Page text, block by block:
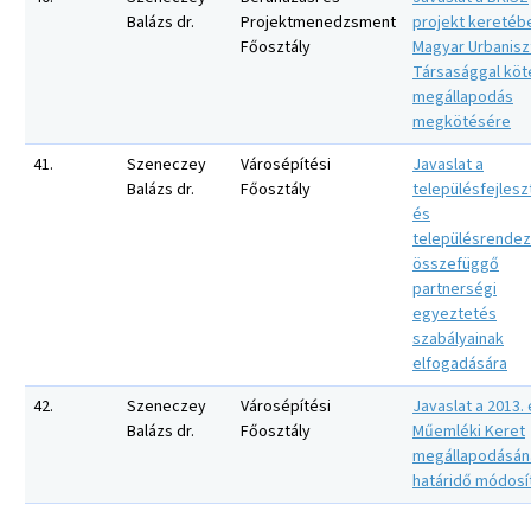
Balázs dr.
Projektmenedzsment
Főosztály
projekt
Magyar
Társasággal
megállapodás
megkötésére
41.
Szeneczey
Balázs dr.
Városépítési
Főosztály
Javaslat a
és
összefüggő
partnerségi
egyeztetés
szabályainak
elfogadására
42.
Szeneczey
Balázs dr.
Városépítési
Főosztály
Javaslat a 2013.
Műemléki Keret
határidő